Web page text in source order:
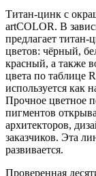
Титан-цинк с
artCOLOR. В
предлагает
цветов: чёрный,
красный, а также
цвета по таблице
используется как
Прочное цветное
пигментов
архитекторов,
заказчиков. Эта
развивается.
Проверенная